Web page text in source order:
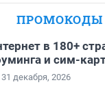
ПРОМОКОДЫ
в 180+
и сим-
декабря, 2026